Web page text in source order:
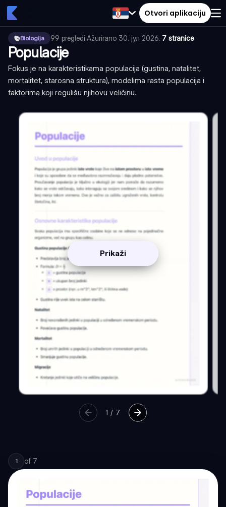
Otvori aplikaciju
Biologija 99 pregledi·Ažurirano 30. јул 2026.·7 stranice
Populacije
Fokus je na karakteristikama populacija (gustina, natalitet,
mortalitet, starosna struktura), modelima rasta populacija i
faktorima koji regulišu njihovu veličinu.
Prikaži
1 / 7
1 of 7